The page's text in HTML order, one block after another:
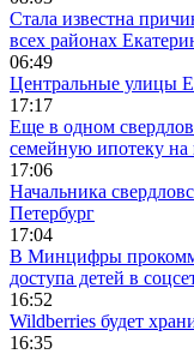
Стала известна
всех районах
06:49
Центральные улицы
17:17
Еще в одном
семейную ипотеку на
17:06
Начальника
Петербург
17:04
В Минцифры
доступа детей в
16:52
Wildberries будет
16:35